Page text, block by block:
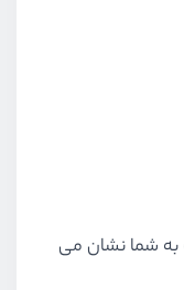
به شما نشان می